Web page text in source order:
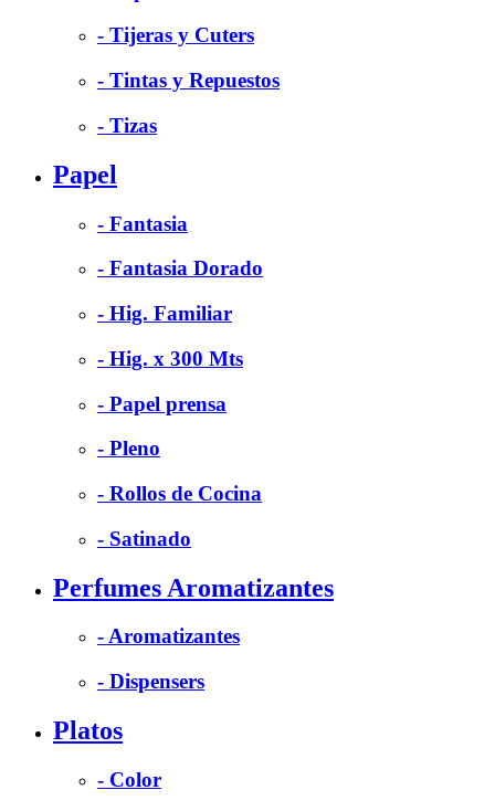
- Tijeras y Cuters
- Tintas y Repuestos
- Tizas
Papel
- Fantasia
- Fantasia Dorado
- Hig. Familiar
- Hig. x 300 Mts
- Papel prensa
- Pleno
- Rollos de Cocina
- Satinado
Perfumes Aromatizantes
- Aromatizantes
- Dispensers
Platos
- Color